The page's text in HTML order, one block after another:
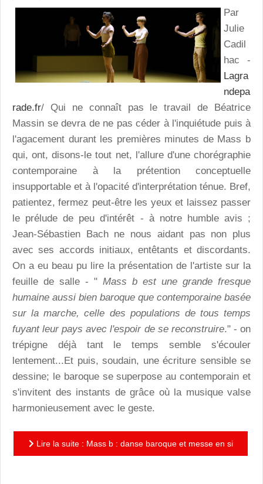
Par
Julie
Cadil
hac -
Lagra
ndepa
rade.fr/ Qui ne connaît pas le travail de Béatrice
Massin se devra de ne pas céder à l'inquiétude puis à
l'agacement durant les premières minutes de Mass b
qui, ont, disons-le tout net, l'allure d'une chorégraphie
contemporaine à la prétention conceptuelle
insupportable et à l'opacité d'interprétation ténue. Bref,
patientez, fermez peut-être les yeux et laissez passer
le prélude de peu d'intérêt - à notre humble avis ;
Jean-Sébastien Bach ne nous aidant pas non plus
avec ses accords initiaux, entêtants et discordants.
On a eu beau pu lire la présentation de l'artiste sur la
feuille de salle - " Mass b est une grande fresque
humaine aussi bien baroque que contemporaine basée
sur la marche, celle des populations de tous temps
fuyant leur pays avec l'espoir de se reconstruire." - on
trépigne déjà tant le temps semble s'écouler
lentement...Et puis, soudain, une écriture sensible se
dessine; le baroque se superpose au contemporain et
s'invitent des instants de grâce où la musique valse
harmonieusement avec le geste.
Lire la suite : Mass b : danse baroque et messe en si